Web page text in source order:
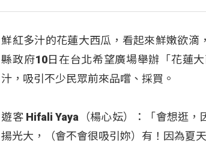
鮮紅多汁的花蓮大西瓜，看起來鮮嫩欲
縣政府10日在台北希望廣場舉辦「花蓮
汁，吸引不少民眾前來品嚐、採買。
遊客 Hifali Yaya（楊心妘）：「會想逛
揚光大，（會不會很吸引妳）有！因為夏